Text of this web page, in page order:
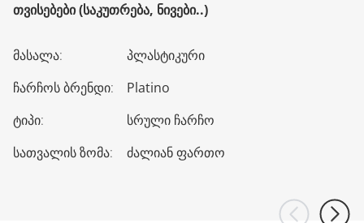
ᲗᲕᲘᲡᲔᲑᲔᲑᲘ (ᲡᲐᲙᲣᲗᲠᲔᲑᲐ, ᲜᲘᲕᲔᲑᲘ..)
მასალა:
პლასტიკური
ჩარჩოს ბრენდი:
Platino
ტიპი:
სრული ჩარჩო
სათვალის ზომა: ძალიან ფართო